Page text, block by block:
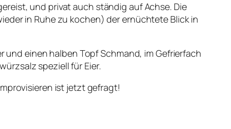
und privat auch ständig auf Achse. Die
in Ruhe zu kochen) der ernüchtete Blick in
und einen halben Topf Schmand, im Gefrierfach
speziell für Eier.
ist jetzt gefragt!